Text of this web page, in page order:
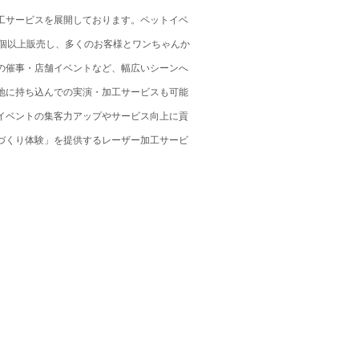
ービスを展開しております。ペットイベ
以上販売し、多くのお客様とワンちゃんか
事・店舗イベントなど、幅広いシーンへ
持ち込んでの実演・加工サービスも可能
ントの集客力アップやサービス向上に貢
り体験」を提供するレーザー加工サービ